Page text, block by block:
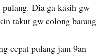
Dia ga kasih gw
takut gw colong barang
cepat pulang jam 9an